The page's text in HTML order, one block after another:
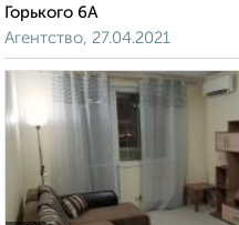
Горького 6А
Агентство, 27.04.2021